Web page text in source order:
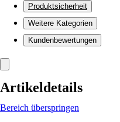
Produktsicherheit
Weitere Kategorien
Kundenbewertungen
Artikeldetails
Bereich überspringen